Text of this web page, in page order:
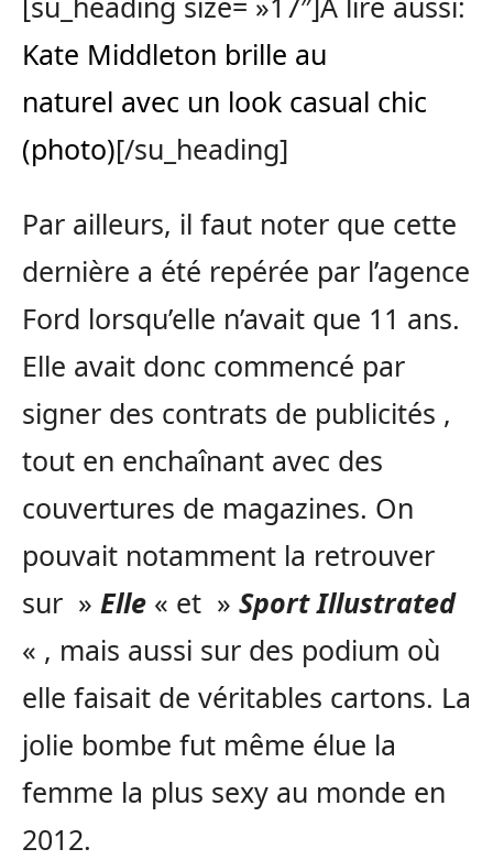
Kate Middleton brille au
naturel avec un look casual chic
(photo)[/su_heading]
Par ailleurs, il faut noter que cette
dernière a été repérée par l’agence
Ford lorsqu’elle n’avait que 11 ans.
Elle avait donc commencé par
signer des contrats de publicités ,
tout en enchaînant avec des
couvertures de magazines. On
pouvait notamment la retrouver
sur » Elle « et » Sport Illustrated
« , mais aussi sur des podium où
elle faisait de véritables cartons. La
jolie bombe fut même élue la
femme la plus sexy au monde en
2012.